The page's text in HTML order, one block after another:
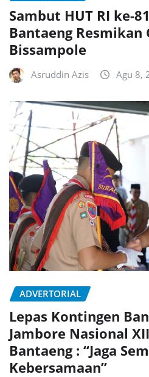
Sambut HUT RI ke-
Bantaeng Resmikan
Bissampole
Asruddin Azis Agu 8,
ADVERTORIAL
Lepas Kontingen
Jambore Nasional
Bantaeng : “Jaga
Kebersamaan”